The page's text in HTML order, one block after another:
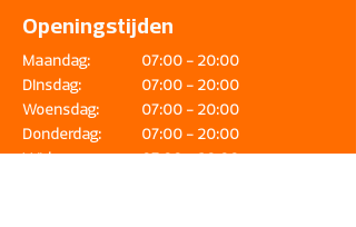
Openingstijden
Maandag:
Dinsdag:
Woensdag:
Donderdag:
Vrijdag:
07:00 - 20:00
07:00 - 20:00
07:00 - 20:00
07:00 - 20:00
07:00 - 20:00